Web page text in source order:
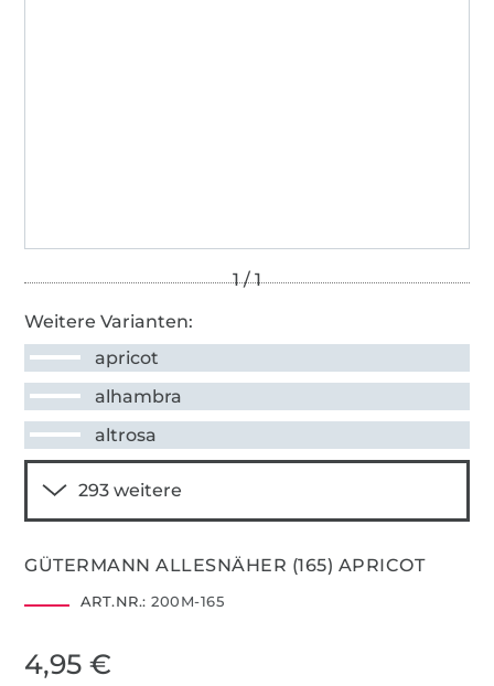
Weitere Varianten:
apricot
alhambra
altrosa
GÜTERMANN ALLESNÄHER (165) APRICOT
ART.NR.: 200M-165
4,95 €